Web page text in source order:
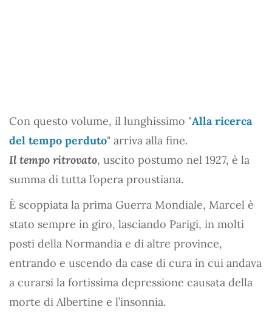
Con questo volume, il lunghissimo "Alla ricerca
del tempo perduto" arriva alla fine.
Il tempo ritrovato, uscito postumo nel 1927, è la
summa di tutta l’opera proustiana.
È scoppiata la prima Guerra Mondiale, Marcel è
stato sempre in giro, lasciando Parigi, in molti
posti della Normandia e di altre province,
entrando e uscendo da case di cura in cui andava
a curarsi la fortissima depressione causata della
morte di Albertine e l’insonnia.